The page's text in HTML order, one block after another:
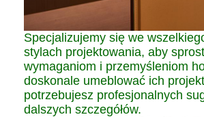
Specjalizujemy się we
stylach projektowania, aby
wymaganiom i przemyśleniom
doskonale umeblować ich
potrzebujesz profesjonalnych
dalszych szczegółów.